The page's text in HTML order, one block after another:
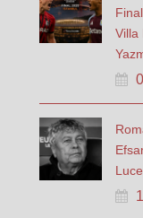
Villa